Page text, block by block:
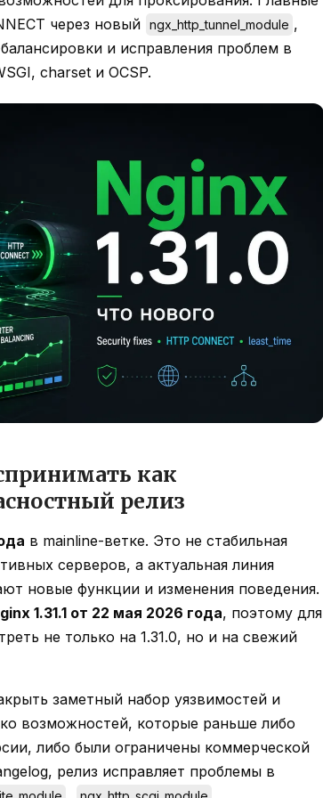
через новый ngx_http_tunnel_module ,
и исправления проблем в
charset и OCSP.
как
релиз
в mainline-ветке. Это не стабильная
серверов, а актуальная линия
новые функции и изменения поведения.
1.31.1 от 22 мая 2026 года, поэтому для
не только на 1.31.0, но и на свежий
заметный набор уязвимостей и
возможностей, которые раньше либо
либо были ограничены коммерческой
релиз исправляет проблемы в